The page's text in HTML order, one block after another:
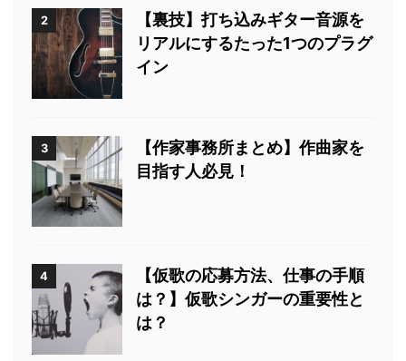
2
【裏技】打ち込みギター音源を
リアルにするたった1つのプラグ
イン
3
【作家事務所まとめ】作曲家を
目指す人必見！
4
【仮歌の応募方法、仕事の手順
は？】仮歌シンガーの重要性と
は？